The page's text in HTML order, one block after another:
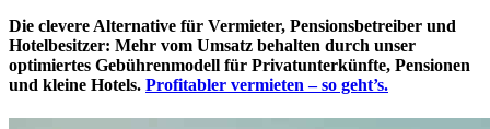
Die clevere Alternative für Vermieter, Pensionsbetreiber und
Hotelbesitzer: Mehr vom Umsatz behalten durch unser
optimiertes Gebührenmodell für Privatunterkünfte, Pensionen
und kleine Hotels. Profitabler vermieten – so geht’s.